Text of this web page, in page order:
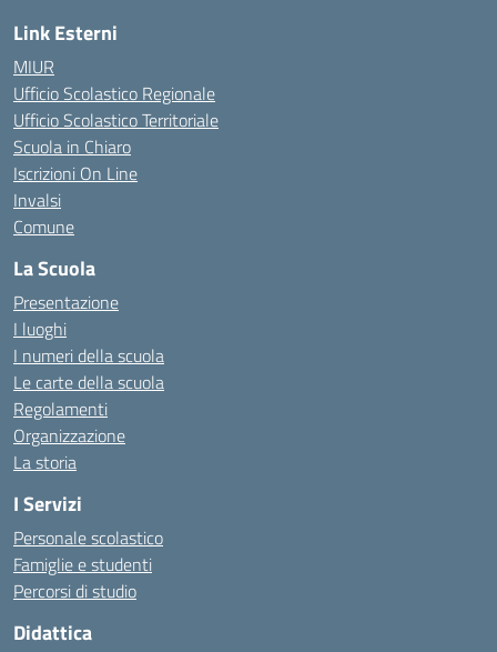
Link Esterni
MIUR
Ufficio Scolastico Regionale
Ufficio Scolastico Territoriale
Scuola in Chiaro
Iscrizioni On Line
Invalsi
Comune
La Scuola
Presentazione
I luoghi
I numeri della scuola
Le carte della scuola
Regolamenti
Organizzazione
La storia
I Servizi
Personale scolastico
Famiglie e studenti
Percorsi di studio
Didattica